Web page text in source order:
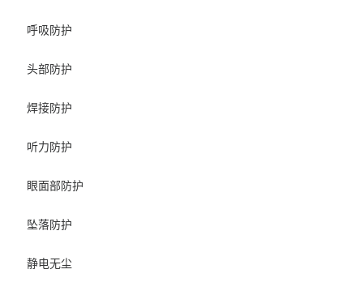
呼吸防护
头部防护
焊接防护
听力防护
眼面部防护
坠落防护
静电无尘